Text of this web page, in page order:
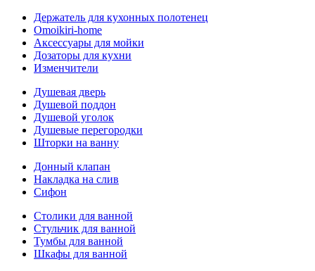
Держатель для кухонных полотенец
Omoikiri-home
Аксессуары для мойки
Дозаторы для кухни
Изменчители
Душевая дверь
Душевой поддон
Душевой уголок
Душевые перегородки
Шторки на ванну
Донный клапан
Накладка на слив
Сифон
Столики для ванной
Стульчик для ванной
Тумбы для ванной
Шкафы для ванной